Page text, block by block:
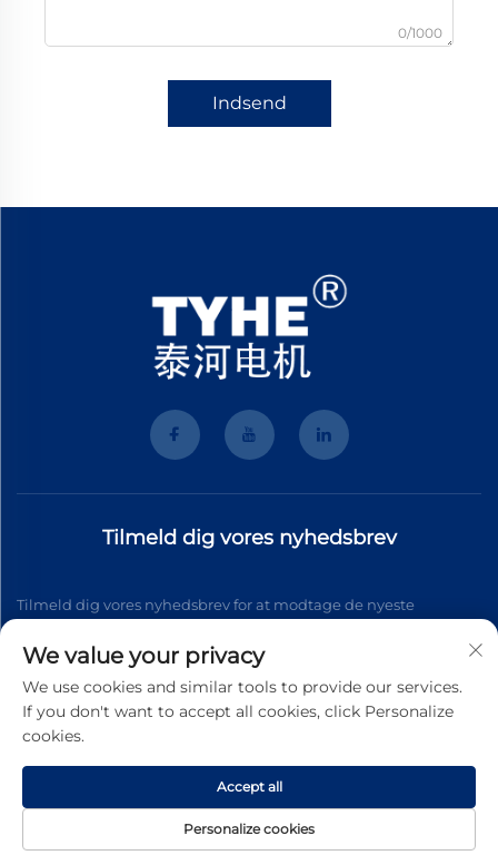
0/1000
Indsend
Tilmeld dig vores nyhedsbrev
Tilmeld dig vores nyhedsbrev for at modtage de nyeste
Tilmeld
Copyright © 2026 Wenzhou Tyhe Motor Co.,ltd. Alle rettigheder
We value your privacy
We use cookies and similar tools to provide our services.
If you don't want to accept all cookies, click Personalize
cookies.
Personalize cookies
Accept all